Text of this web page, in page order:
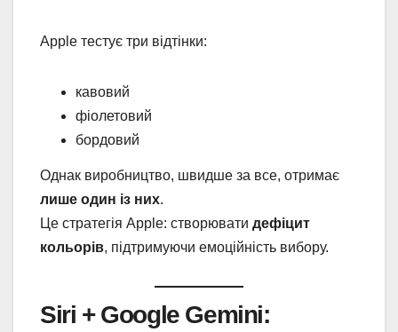
Apple тестує три відтінки:
кавовий
фіолетовий
бордовий
Однак виробництво, швидше за все, отримає
лише один із них.
Це стратегія Apple: створювати дефіцит
кольорів, підтримуючи емоційність вибору.
Siri + Google Gemini: